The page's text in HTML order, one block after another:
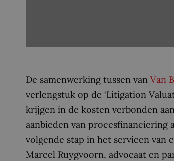
De samenwerking tussen van Van
verlengstuk op de ‘Litigation
krijgen in de kosten verbonden
aanbieden van procesfinanciering
volgende stap in het servicen van
Marcel Ruygvoorn, advocaat en